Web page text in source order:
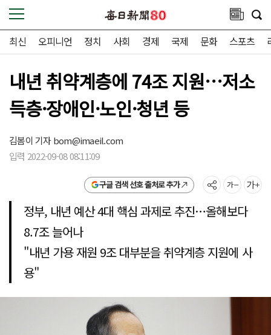
최신 오피니언 정치 사회 경제 국제 문화 스포츠
내년 취약계층에 74조 지원…저소
득층·장애인·노인·청년 등
김봄이 기자bom@imaeil.com
입력 2022-09-08 08:11:09
구글 검색 선호 출처로 추가
정부, 내년 예산 4대 핵심 과제로 추진…올해보다
8.7조 늘어나
"내년 가용 재원 9조 대부분을 취약계층 지원에 사
용"